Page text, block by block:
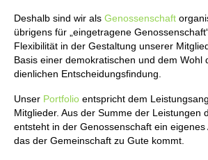
Deshalb sind wir als Genossenschaft
übrigens für „eingetragene
Flexibilität in der Gestaltung unserer
Basis einer demokratischen und dem Wohl
dienlichen Entscheidungsfindung.
Unser Portfolio entspricht dem
Mitglieder. Aus der Summe der Leistungen
entsteht in der Genossenschaft ein eigenes
das der Gemeinschaft zu Gute kommt.